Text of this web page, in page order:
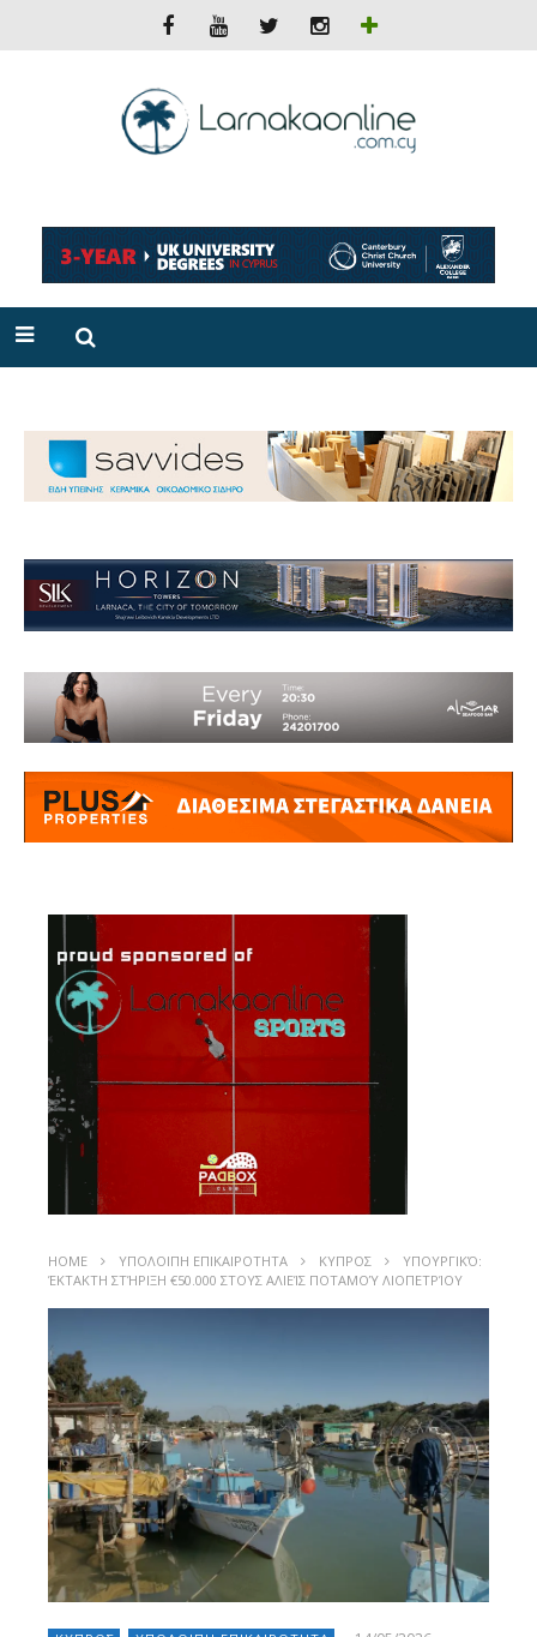
HOME ΥΠΟΛΟΙΠΗ ΕΠΙΚΑΙΡΟΤΗΤΑ ΚΥΠΡΟΣ
ΥΠΟΥΡΓΙΚΌ:
ΈΚΤΑΚΤΗ ΣΤΉΡΙΞΗ €50.000 ΣΤΟΥΣ ΑΛΙΕΊΣ ΠΟΤΑΜΟΎ ΛΙΟΠΕΤΡΊΟΥ